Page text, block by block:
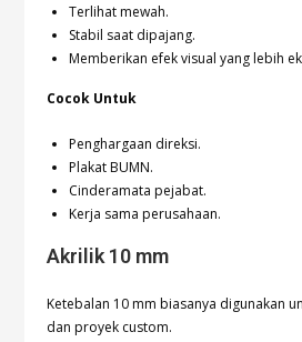
Terlihat mewah.
Stabil saat dipajang.
Memberikan efek visual yang lebih
Cocok Untuk
Penghargaan direksi.
Plakat BUMN.
Cinderamata pejabat.
Kerja sama perusahaan.
Akrilik 10 mm
Ketebalan 10 mm biasanya digunakan
dan proyek custom.